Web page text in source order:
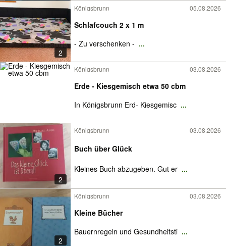
2
Königsbrunn 05.08.2026
Schlafcouch 2 x 1 m
- Zu verschenken - ...
Königsbrunn 03.08.2026
Erde - Kiesgemisch etwa 50 cbm
In Königsbrunn Erd- Kiesgemisc ...
2
Königsbrunn 03.08.2026
Buch über Glück
Kleines Buch abzugeben. Gut er ...
2
Königsbrunn 03.08.2026
Kleine Bücher
Bauernregeln und Gesundheitsti ...